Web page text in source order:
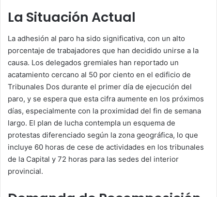
La Situación Actual
La adhesión al paro ha sido significativa, con un alto
porcentaje de trabajadores que han decidido unirse a la
causa. Los delegados gremiales han reportado un
acatamiento cercano al 50 por ciento en el edificio de
Tribunales Dos durante el primer día de ejecución del
paro, y se espera que esta cifra aumente en los próximos
días, especialmente con la proximidad del fin de semana
largo. El plan de lucha contempla un esquema de
protestas diferenciado según la zona geográfica, lo que
incluye 60 horas de cese de actividades en los tribunales
de la Capital y 72 horas para las sedes del interior
provincial.